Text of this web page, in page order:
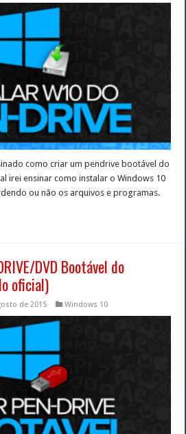
como criar um pendrive bootável do
irei ensinar como instalar o Windows 10
ou não os arquivos e programas.
DVD Bootável do
oficial)
de 2015 Windows 10